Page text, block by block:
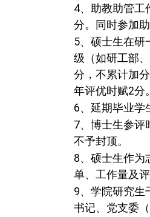
4、助教助管工
分。同时参加
5、硕士生在研
级（如研工部
分，不累计加
年评优时赋2分
6、延期毕业学
7、博士生参评
不予封顶。
8、硕士生作为
单、工作量及
9、学院研究生
书记、党支委